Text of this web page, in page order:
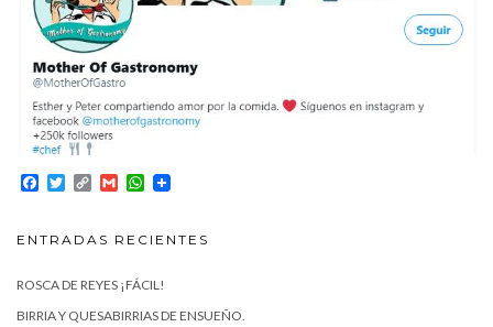
Facebook
TwitterCopyGmailWhatsApp
ENTRADAS RECIENTES
ROSCA DE REYES ¡FÁCIL!
BIRRIA Y QUESABIRRIAS DE ENSUEÑO.